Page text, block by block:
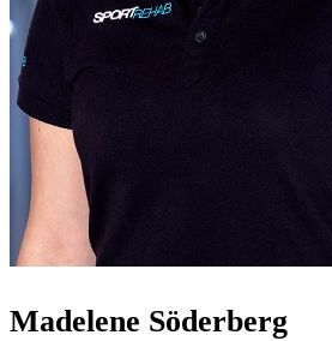
Madelene Söderberg